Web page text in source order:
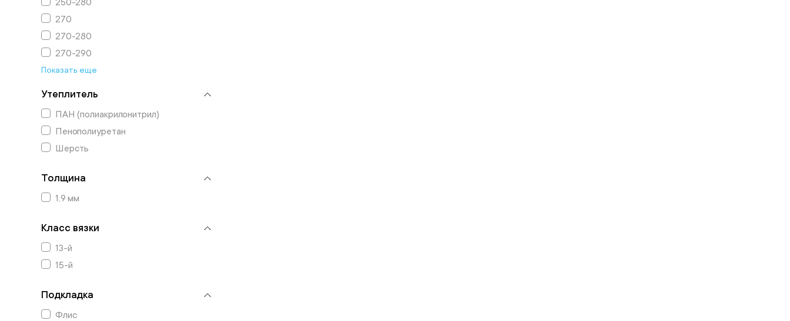
250-280
270
270-280
270-290
Показать еще
Утеплитель
ПАН (полиакрилонитрил)
Пенополиуретан
Шерсть
Толщина
1,9 мм
Класс вязки
13-й
15-й
Подкладка
Флис